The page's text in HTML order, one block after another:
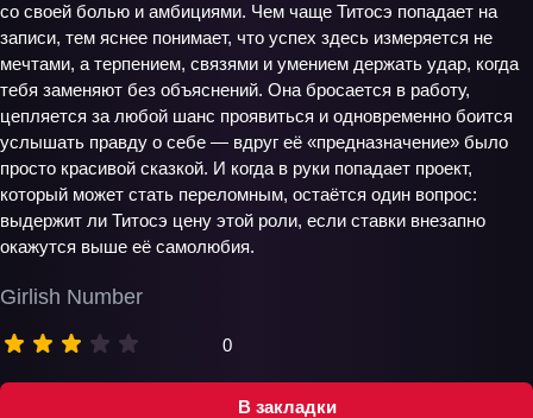
В закладки
Girlish Number
0
со своей болью и амбициями. Чем чаще Титосэ попадает на
записи, тем яснее понимает, что успех здесь измеряется не
мечтами, а терпением, связями и умением держать удар, когда
тебя заменяют без объяснений. Она бросается в работу,
цепляется за любой шанс проявиться и одновременно боится
услышать правду о себе — вдруг её «предназначение» было
просто красивой сказкой. И когда в руки попадает проект,
который может стать переломным, остаётся один вопрос:
выдержит ли Титосэ цену этой роли, если ставки внезапно
окажутся выше её самолюбия.